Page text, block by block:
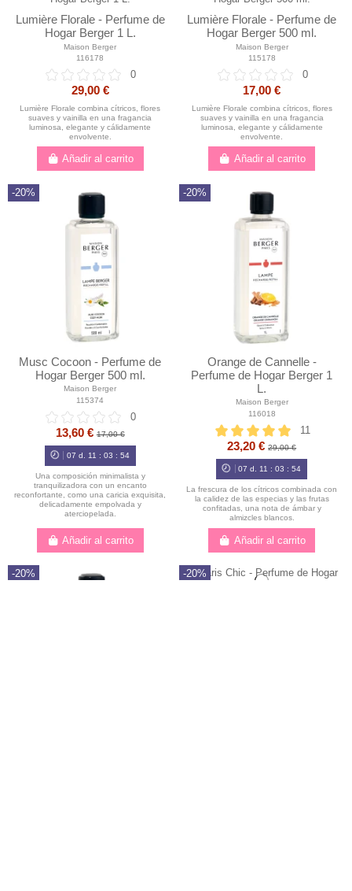
Lumière Florale - Perfume de
Hogar Berger 1 L.
Maison Berger
116178
0
29,00 €
Lumière Florale combina cítricos, flores
suaves y vainilla en una fragancia
luminosa, elegante y cálidamente
envolvente.
Añadir al carrito
Lumière Florale - Perfume de
Hogar Berger 500 ml.
Maison Berger
115178
0
17,00 €
Lumière Florale combina cítricos, flores
suaves y vainilla en una fragancia
luminosa, elegante y cálidamente
envolvente.
Añadir al carrito
-20%
Musc Cocoon - Perfume de
Hogar Berger 500 ml.
Maison Berger
115374
0
13,60 €17,00 €
07 d. 11 :03 :52
Una composición minimalista y
tranquilizadora con un encanto
reconfortante, como una caricia exquisita,
delicadamente empolvada y
aterciopelada.
Añadir al carrito
-20%
Orange de Cannelle -
Perfume de Hogar Berger 1
L.
Maison Berger
116018
11
23,20 €29,00 €
07 d. 11 :03 :52
La frescura de los cítricos combinada con
la calidez de las especias y las frutas
confitadas, una nota de ámbar y
almizcles blancos.
Añadir al carrito
-20% -20%